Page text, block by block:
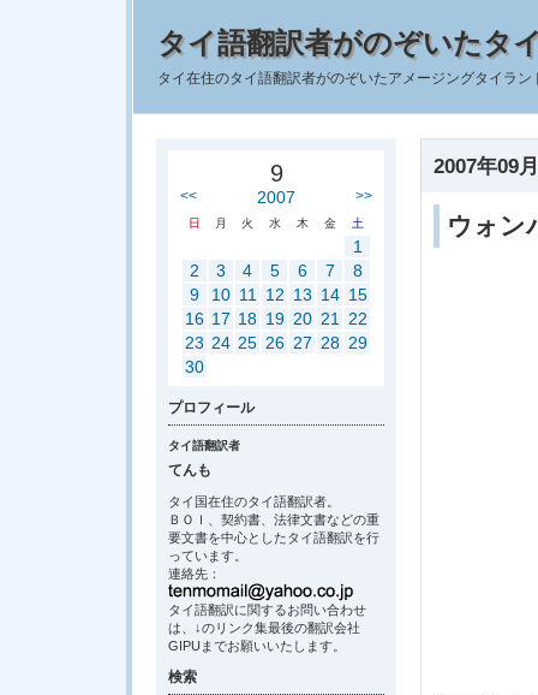
タイ語翻訳者がのぞいたタ
タイ在住のタイ語翻訳者がのぞいたアメージングタイラ
2007年09
ウォン
9
<< 2007 >>
日 月 火 水 木 金 土
1
2
3 4 5 6 7
8
9
10 11 12 13 14 15
16 17 18 19 20 21
22
23 24 25 26 27 28 29
30
プロフィール
タイ語翻訳者
てんも
タイ国在住のタイ語翻訳者。
ＢＯＩ、契約書、法律文書などの重
要文書を中心としたタイ語翻訳を行
っています。
連絡先：
タイ語翻訳に関するお問い合わせ
は、↓のリンク集最後の翻訳会社
GIPUまでお願いいたします。
検索